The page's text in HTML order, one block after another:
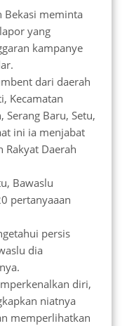
Bekasi meminta
yang
kampanye
dari daerah
Kecamatan
Serang Baru, Setu,
ini ia menjabat
Rakyat Daerah
Bawaslu
pertanyaaan
persis
dia
diri,
niatnya
memperlihatkan